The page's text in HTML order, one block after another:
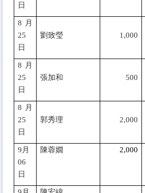
日
8 月
25
日
劉致瑩 1,000
8 月
25
日
張加和 500
8 月
25
日
郭秀理 2,000
9 月
06
日
陳蓉嫺 2,000